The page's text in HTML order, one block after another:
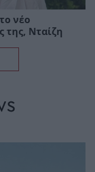
νέο
της, Νταίζη